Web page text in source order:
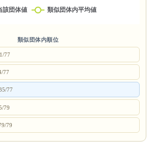
類似団体内順位
77
77
77
79
79